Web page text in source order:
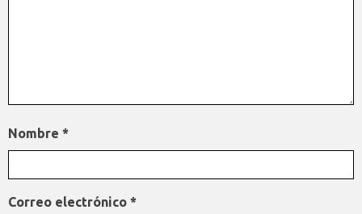
Nombre *
Correo electrónico *